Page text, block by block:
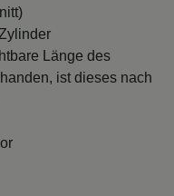
Länge des
ist dieses nach